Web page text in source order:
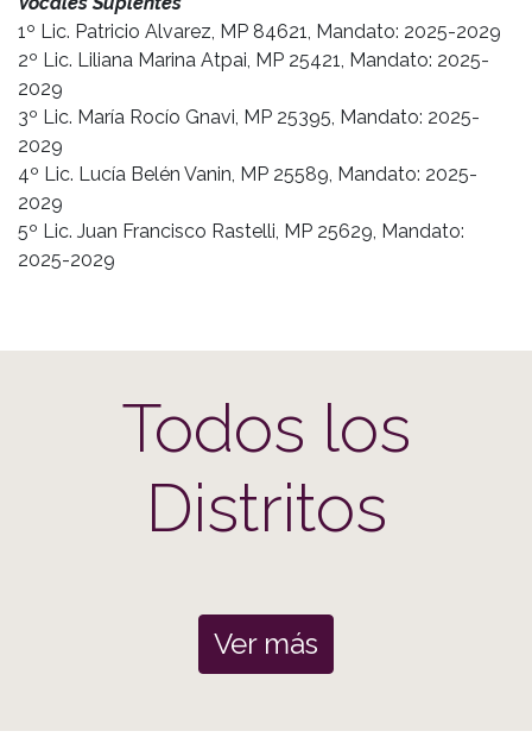
1º Lic. Patricio Alvarez, MP 84621, Mandato: 2025-2029
2º Lic. Liliana Marina Atpai, MP 25421, Mandato: 2025-
2029
3º Lic. María Rocío Gnavi, MP 25395, Mandato: 2025-
2029
4º Lic. Lucía Belén Vanin, MP 25589, Mandato: 2025-
2029
5º Lic. Juan Francisco Rastelli, MP 25629, Mandato:
2025-2029
Todos los
Distritos
Ver más